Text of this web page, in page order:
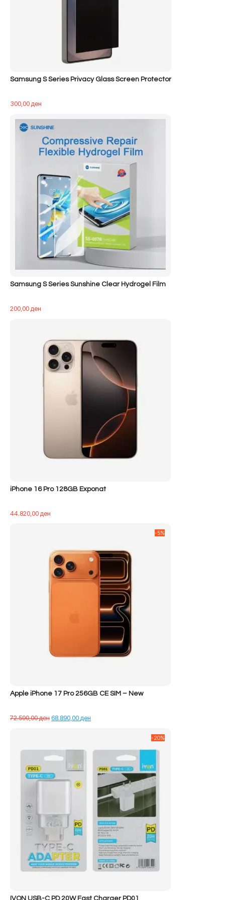
Samsung S Series Privacy Glass Screen Protector
300,00ден
Samsung S Series Sunshine Clear Hydrogel Film
200,00ден
iPhone 16 Pro 128GB Exponat
44.820,00ден
Apple iPhone 17 Pro 256GB CE SIM – New
72.590,00денÇmimi
68.890,00ден
68.890,00 ден.
-5%
-20%